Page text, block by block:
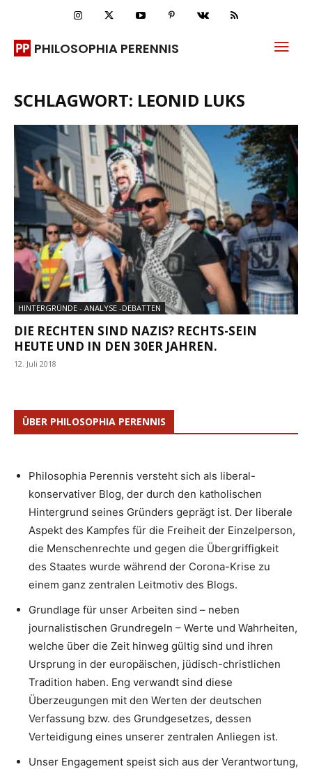
PHILOSOPHIA PERENNIS
SCHLAGWORT: LEONID LUKS
HINTERGRÜNDE - ANALYSE -DEBATTEN
DIE RECHTEN SIND NAZIS? RECHTS-SEIN
HEUTE UND IN DEN 30ER JAHREN.
12. Juli 2018
ÜBER PHILOSOPHIA PERENNIS
Philosophia Perennis versteht sich als liberal-
konservativer Blog, der durch den katholischen
Hintergrund seines Gründers geprägt ist. Der liberale
Aspekt des Kampfes für die Freiheit der Einzelperson,
die Menschenrechte und gegen die Übergriffigkeit
des Staates wurde während der Corona-Krise zu
einem ganz zentralen Leitmotiv des Blogs.
Grundlage für unser Arbeiten sind – neben
journalistischen Grundregeln – Werte und Wahrheiten,
welche über die Zeit hinweg gültig sind und ihren
Ursprung in der europäischen, jüdisch-christlichen
Tradition haben. Eng verwandt sind diese
Überzeugungen mit den Werten der deutschen
Verfassung bzw. des Grundgesetzes, dessen
Verteidigung eines unserer zentralen Anliegen ist.
Unser Engagement speist sich aus der Verantwortung,